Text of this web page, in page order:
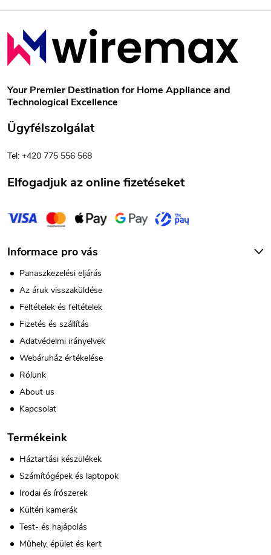
n
y
í
t
á
s
e
l
e
m
e
i
L
á
b
é
c
Your Premier Destination for Home Appliance and
Technological Excellence
Ügyfélszolgálat
Tel: +420 775 556 568
Elfogadjuk az online fizetéseket
Informace pro vás
Panaszkezelési eljárás
Az áruk visszaküldése
Feltételek és feltételek
Fizetés és szállítás
Adatvédelmi irányelvek
Webáruház értékelése
Rólunk
About us
Kapcsolat
Termékeink
Háztartási készülékek
Számítógépek és laptopok
Irodai és írószerek
Kültéri kamerák
Test- és hajápolás
Műhely, épület és kert